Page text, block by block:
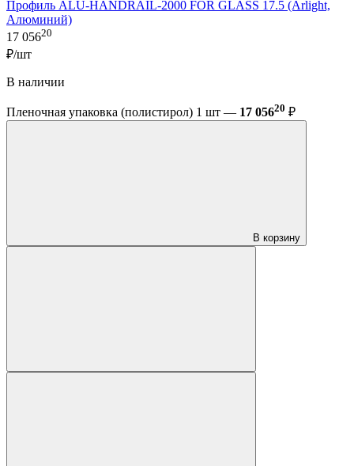
Профиль ALU-HANDRAIL-2000 FOR GLASS 17.5 (Arlight,
Алюминий)
17 05620
₽/шт
В наличии
Пленочная упаковка (полистирол) 1 шт — 17 05620 ₽
В корзину